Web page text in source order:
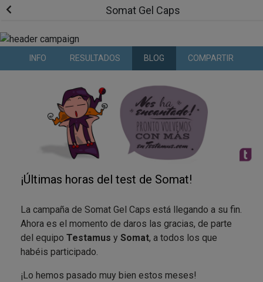
Somat Gel Caps
INFO RESULTADOS BLOG COMPARTIR
¡Últimas horas del test de Somat!
La campaña de Somat Gel Caps está llegando a su fin.
Ahora es el momento de daros las gracias, de parte
del equipo Testamus y Somat, a todos los que
habéis participado.
¡Lo hemos pasado muy bien estos meses!